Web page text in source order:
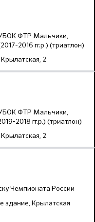
ФТР Мальчики,
2016 гг.р.) (триатлон)
2
ФТР Мальчики,
2018 гг.р.) (триатлон)
2
Чемпионата России
здание, Крылатская